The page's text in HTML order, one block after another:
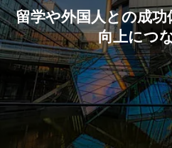
留学や外国人との成
向上につ